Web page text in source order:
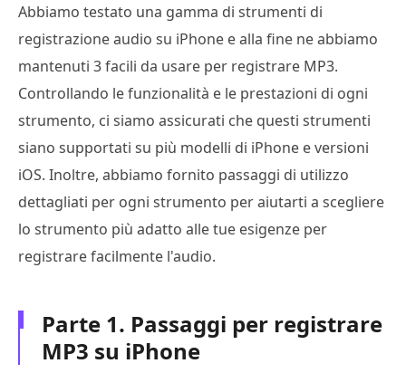
Abbiamo testato una gamma di strumenti di
registrazione audio su iPhone e alla fine ne abbiamo
mantenuti 3 facili da usare per registrare MP3.
Controllando le funzionalità e le prestazioni di ogni
strumento, ci siamo assicurati che questi strumenti
siano supportati su più modelli di iPhone e versioni
iOS. Inoltre, abbiamo fornito passaggi di utilizzo
dettagliati per ogni strumento per aiutarti a scegliere
lo strumento più adatto alle tue esigenze per
registrare facilmente l'audio.
Parte 1. Passaggi per registrare
MP3 su iPhone